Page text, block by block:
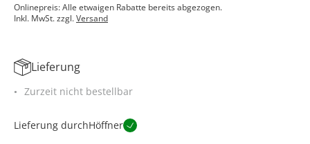
Onlinepreis: Alle etwaigen Rabatte bereits abgezogen.
Inkl. MwSt. zzgl.Versand
Lieferung
Zurzeit nicht bestellbar
Lieferung durchHöffner